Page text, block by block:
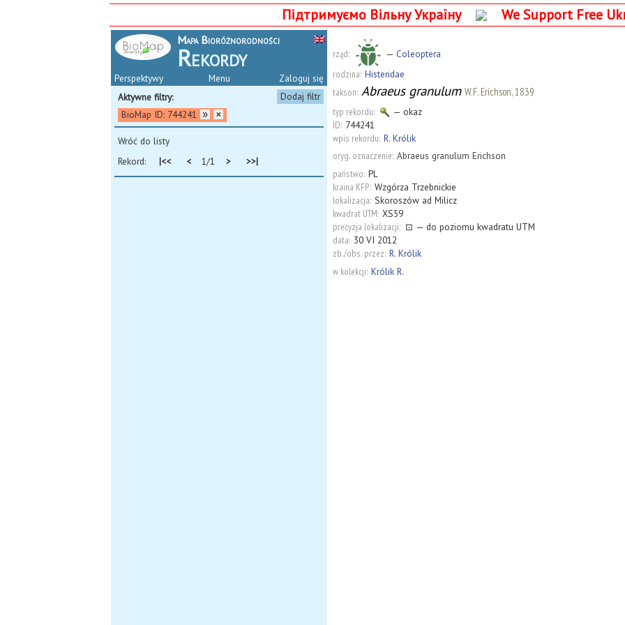
Підтримуємо Вільну Україну We Support Free
Mapa Bioróżnorodności
Rekordy
Perspektywy Zaloguj się
Menu
Aktywne filtry:
Dodaj filtr
BioMap ID: 744241
Wróć do listy
Rekord:
|<< < 1/1 > >>|
rząd: — Coleoptera
rodzina: Histeridae
takson: Abraeus granulum W.F. Erichson, 1839
typ rekordu:
— okaz
ID: 744241
wpis rekordu: R. Królik
oryg. oznaczenie: Abraeus granulum Erichson
państwo: PL
kraina KFP: Wzgórza Trzebnickie
lokalizacja: Skoroszów ad Milicz
kwadrat UTM: XS59
precyzja lokalizacji: ⊡ — do poziomu kwadratu UTM
data: 30 VI 2012
zb./obs. przez: R. Królik
w kolekcji: Królik R.